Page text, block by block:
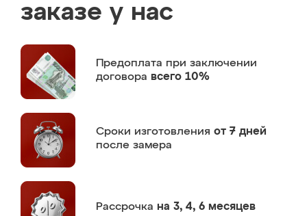
заказе у нас
Предоплата при заключении
договора всего 10%
Сроки изготовления от 7 дней
после замера
Рассрочка на 3, 4, 6 месяцев